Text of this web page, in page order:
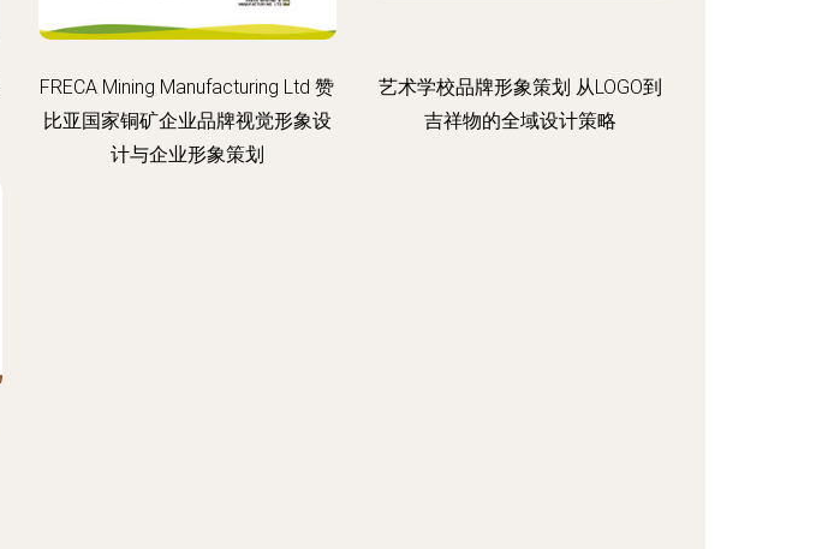
FRECA Mining Manufacturing Ltd 赞
比亚国家铜矿企业品牌视觉形象设
计与企业形象策划
艺术学校品牌形象策划 从LOGO到
吉祥物的全域设计策略